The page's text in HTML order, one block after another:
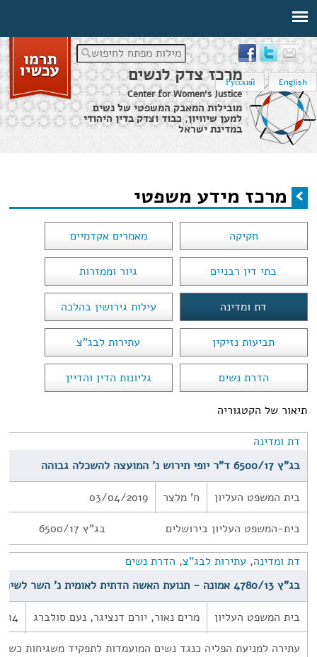
מילות מפתח לחיפוש
English
Русский
מרכז צדק לנשים
Center for Women's Justice
מובילות המאבק המשפטי של נשים
למען שיוויון, כבוד וצדק בדין היהודי
במדינת ישראל
הינך נמצא כאן
מרכז מידע משפטי
חקיקה מאמרים אקדמיים
בתי דין רבניים גיור וממזרות
דת ומדינה עילות גירושין בהלכה
תביעות נזיקין עתירות לבג"צ
הדרת נשים גליונות הדין והדיין
תיאור של הקטגוריה
דת ומדינה
בג"ץ 6500/17 ד"ר יופי תירוש נ' המועצה להשכלה גבוהה
בית המשפט העליון ח' מלצר
03/04/2019
בית-המשפט העליון בירושלים בג"ץ 6500/17
דת ומדינה,עתירות לבג"צ, הדרת נשים
בג"ץ 4780/13 אמונה - תנועת האשה הדתית לאומית נ' השר לשירותי דת
בית המשפט העליון מרים נאור, יורם דנציגר, נעם סולברג
עתירה למניעת הפליה כנגד נשים המועמדות לתפקיד משגיחות